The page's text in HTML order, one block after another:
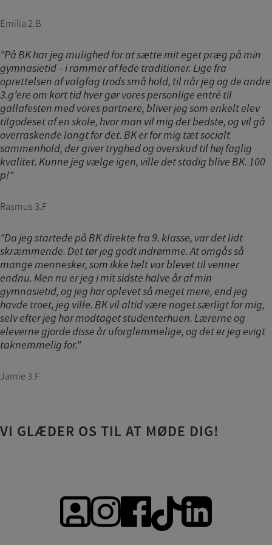
Emilia 2.B
"På BK har jeg mulighed for at sætte mit eget præg på min
gymnasietid – i rammer af fede traditioner. Lige fra
oprettelsen af valgfag trods små hold, til når jeg og de andre
3.g’ere om kort tid hver gør vores personlige entré til
gallafesten med vores partnere, bliver jeg som enkelt elev
tilgodeset af en skole, hvor man vil mig det bedste, og vil gå
overraskende langt for det. BK er for mig tæt socialt
sammenhold, der giver tryghed og overskud til høj faglig
kvalitet. Kunne jeg vælge igen, ville det stadig blive BK. 100
p!"
Rasmus 3.F
"Da jeg startede på BK direkte fra 9. klasse, var det lidt
skræmmende. Det tør jeg godt indrømme. At omgås så
mange mennesker, som ikke helt var blevet til venner
endnu. Men nu er jeg i mit sidste halve år af min
gymnasietid, og jeg har oplevet så meget mere, end jeg
havde troet, jeg ville. BK vil altid være noget særligt for mig,
selv efter jeg har modtaget studenterhuen. Lærerne og
eleverne gjorde disse år uforglemmelige, og det er jeg evigt
taknemmelig for."
Jamie 3.F
VI GLÆDER OS TIL AT MØDE DIG!
interesserer sig for/søger på for at kunne
vise indhold, som kan være interessant for den
enkelte bruger.
Markedsføring
Markedsførings-cookies (tracking-cookies)
indsamler brugerens digitale fodspor på tværs af
flere hjemmesider og registrerer, hvad brugeren
interesserer sig for/søger på for at kunne vise
personrettede annoncer, når denne færdes på
internettet.